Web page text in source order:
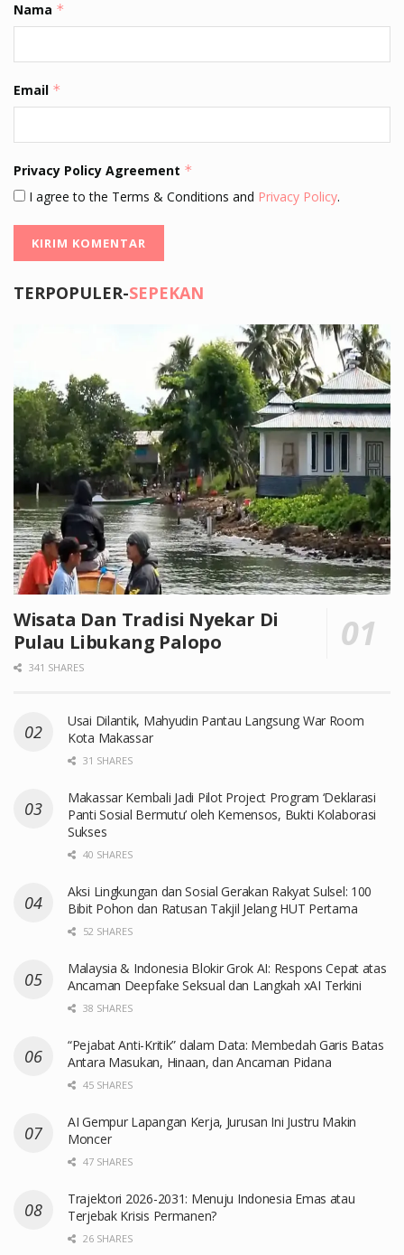
Nama *
Email *
Privacy Policy Agreement *
I agree to the Terms & Conditions and Privacy Policy.
TERPOPULER-SEPEKAN
Wisata Dan Tradisi Nyekar Di
Pulau Libukang Palopo
341 SHARES
Usai Dilantik, Mahyudin Pantau Langsung War Room
Kota Makassar
31 SHARES
Makassar Kembali Jadi Pilot Project Program ‘Deklarasi
Panti Sosial Bermutu’ oleh Kemensos, Bukti Kolaborasi
Sukses
40 SHARES
Aksi Lingkungan dan Sosial Gerakan Rakyat Sulsel: 100
Bibit Pohon dan Ratusan Takjil Jelang HUT Pertama
52 SHARES
Malaysia & Indonesia Blokir Grok AI: Respons Cepat atas
Ancaman Deepfake Seksual dan Langkah xAI Terkini
38 SHARES
“Pejabat Anti-Kritik” dalam Data: Membedah Garis Batas
Antara Masukan, Hinaan, dan Ancaman Pidana
45 SHARES
AI Gempur Lapangan Kerja, Jurusan Ini Justru Makin
Moncer
47 SHARES
Trajektori 2026-2031: Menuju Indonesia Emas atau
Terjebak Krisis Permanen?
26 SHARES